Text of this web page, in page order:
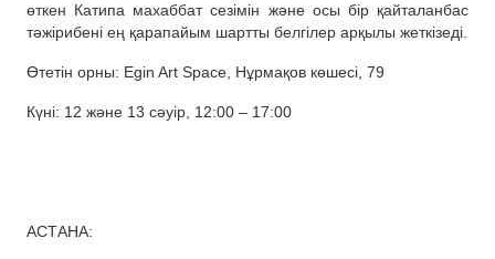
өткен Катипа махаббат сезімін және осы бір қайталанбас
тәжірибені ең қарапайым шартты белгілер арқылы жеткізеді.
Өтетін орны: Egin Art Space, Нұрмақов көшесі, 79
Күні: 12 және 13 сәуір, 12:00 – 17:00
АСТАНА: